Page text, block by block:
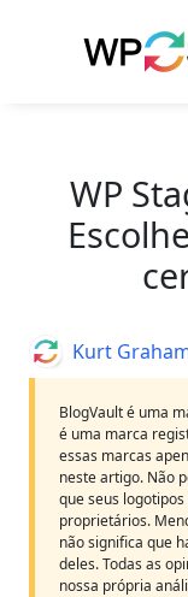
WP
BlogVault é uma
é uma marca
essas marcas
neste artigo. Não
que seus
proprietários.
não significa que
deles. Todas as
nossa própria
AuthorKurt